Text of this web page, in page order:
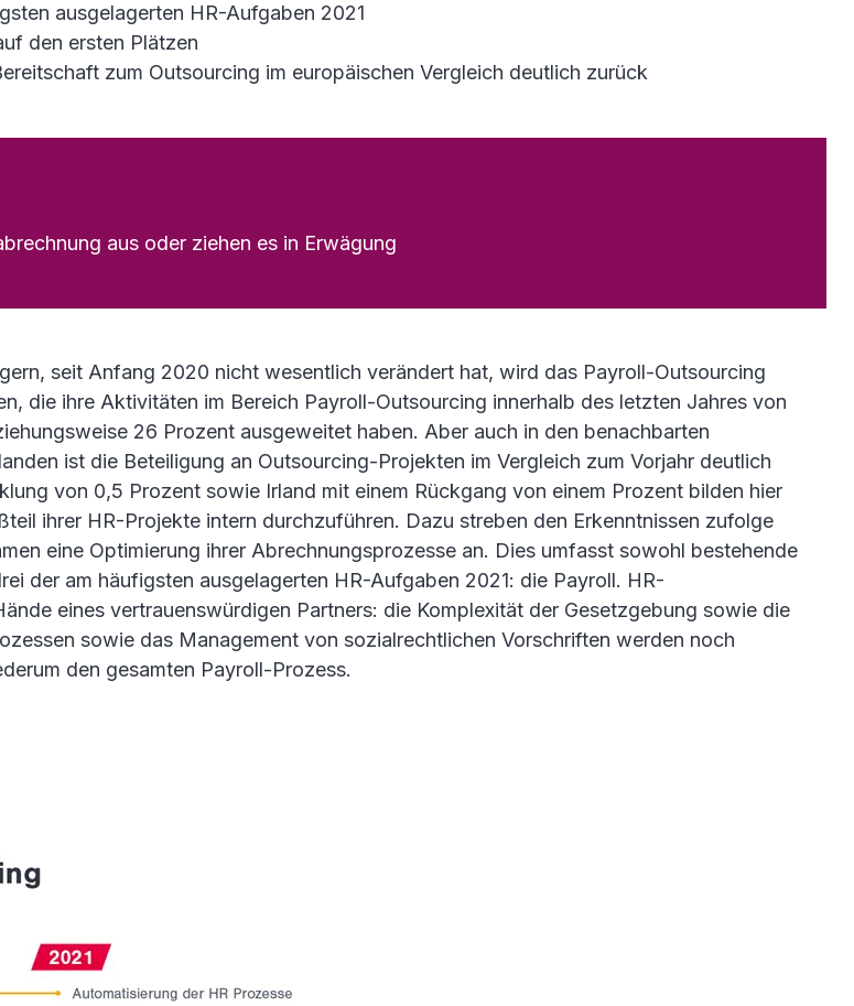
ausgelagerten HR-Aufgaben 2021
den ersten Plätzen
zum Outsourcing im europäischen Vergleich deutlich zurück
aus oder ziehen es in Erwägung
seit Anfang 2020 nicht wesentlich verändert hat, wird das Payroll-Outsourcing
die ihre Aktivitäten im Bereich Payroll-Outsourcing innerhalb des letzten Jahres von
26 Prozent ausgeweitet haben. Aber auch in den benachbarten
ist die Beteiligung an Outsourcing-Projekten im Vergleich zum Vorjahr deutlich
von 0,5 Prozent sowie Irland mit einem Rückgang von einem Prozent bilden hier
ihrer HR-Projekte intern durchzuführen. Dazu streben den Erkenntnissen zufolge
eine Optimierung ihrer Abrechnungsprozesse an. Dies umfasst sowohl bestehende
der am häufigsten ausgelagerten HR-Aufgaben 2021: die Payroll. HR-
eines vertrauenswürdigen Partners: die Komplexität der Gesetzgebung sowie die
sowie das Management von sozialrechtlichen Vorschriften werden noch
den gesamten Payroll-Prozess.